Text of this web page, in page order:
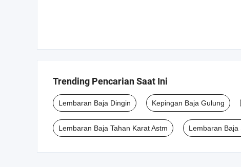
Trending Pencarian Saat Ini
Lembaran Baja Dingin Kepingan Baja Gulung
Lembaran Baja Tahan Karat Astm Lembaran Baja